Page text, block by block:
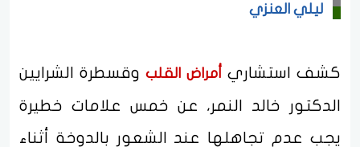
ليلي العنزي
كشف استشاري أمراض القلبوقسطرة الشرايين
الدكتور خالد النمر، عن خمس علامات خطيرة
يجب عدم تجاهلها عند الشعور بالدوخة أثناء